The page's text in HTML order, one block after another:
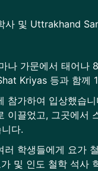
사 및 Uttrakhand
가문에서 태어나
Kriyas 등과 함께
참가하여 입상했습
이끌었고, 그곳에서
다.
학생들에게 요가
및 인도 철학 석사